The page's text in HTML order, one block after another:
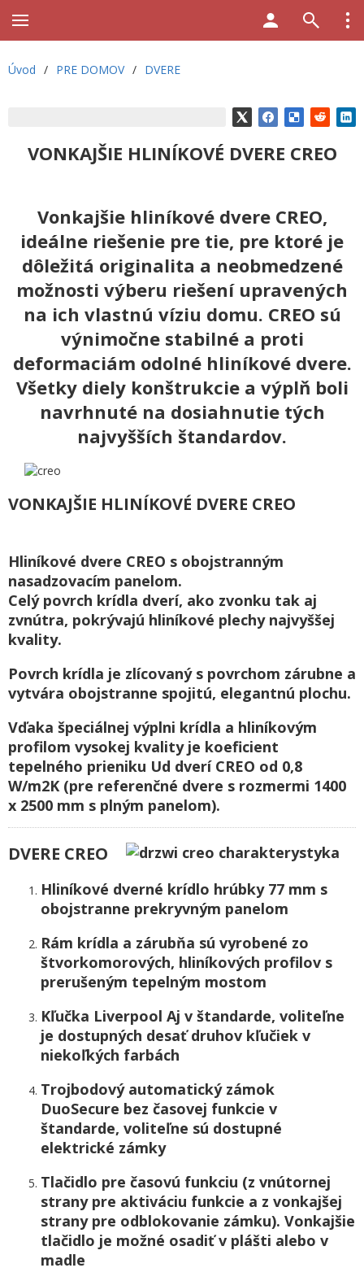
Úvod / PRE DOMOV / DVERE
VONKAJŠIE HLINÍKOVÉ DVERE CREO
Vonkajšie hliníkové dvere CREO,
ideálne riešenie pre tie, pre ktoré je
dôležitá originalita a neobmedzené
možnosti výberu riešení upravených
na ich vlastnú víziu domu. CREO sú
výnimočne stabilné a proti
deformaciám odolné hliníkové dvere.
Všetky diely konštrukcie a výplň boli
navrhnuté na dosiahnutie tých
najvyšších štandardov.
VONKAJŠIE HLINÍKOVÉ DVERE CREO
Hliníkové dvere CREO s obojstranným
nasadzovacím panelom.
Celý povrch krídla dverí, ako zvonku tak aj
zvnútra, pokrývajú hliníkové plechy najvyššej
kvality.
Povrch krídla je zlícovaný s povrchom zárubne a
vytvára obojstranne spojitú, elegantnú plochu.
Vďaka špeciálnej výplni krídla a hliníkovým
profilom vysokej kvality je koeficient
tepelného prieniku Ud dverí CREO od 0,8
W/m2K (pre referenčné dvere s rozmermi 1400
x 2500 mm s plným panelom).
DVERE CREO
Hliníkové dverné krídlo hrúbky 77 mm s
obojstranne prekryvným panelom
Rám krídla a zárubňa sú vyrobené zo
štvorkomorových, hliníkových profilov s
prerušeným tepelným mostom
Kľučka Liverpool Aj v štandarde, voliteľne
je dostupných desať druhov kľučiek v
niekoľkých farbách
Trojbodový automatický zámok
DuoSecure bez časovej funkcie v
štandarde, voliteľne sú dostupné
elektrické zámky
Tlačidlo pre časovú funkciu (z vnútornej
strany pre aktiváciu funkcie a z vonkajšej
strany pre odblokovanie zámku). Vonkajšie
tlačidlo je možné osadiť v plášti alebo v
madle